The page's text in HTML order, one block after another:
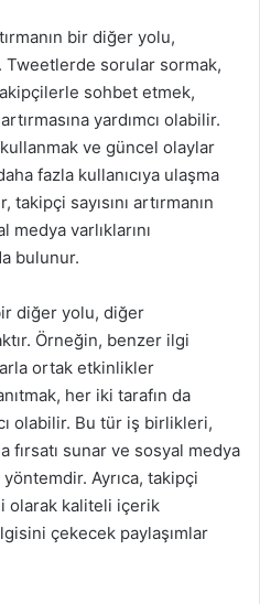
bir diğer yolu,
Tweetlerde sorular sormak,
sohbet etmek,
yardımcı olabilir.
ve güncel olaylar
fazla kullanıcıya ulaşma
sayısını artırmanın
medya varlıklarını
bulunur.
diğer yolu, diğer
Örneğin, benzer ilgi
ortak etkinlikler
her iki tarafın da
olabilir. Bu tür iş birlikleri,
fırsatı sunar ve sosyal medya
Ayrıca, takipçi
olarak kaliteli içerik
çekecek paylaşımlar